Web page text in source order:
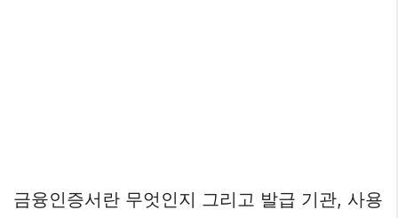
금융인증서란 무엇인지 그리고 발급 기관, 사용